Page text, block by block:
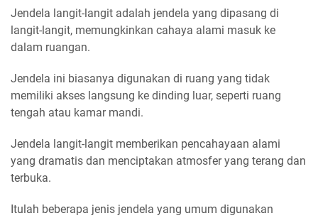
Jendela langit-langit adalah jendela yang dipasang di
langit-langit, memungkinkan cahaya alami masuk ke
dalam ruangan.
Jendela ini biasanya digunakan di ruang yang tidak
memiliki akses langsung ke dinding luar, seperti ruang
tengah atau kamar mandi.
Jendela langit-langit memberikan pencahayaan alami
yang dramatis dan menciptakan atmosfer yang terang dan
terbuka.
Itulah beberapa jenis jendela yang umum digunakan